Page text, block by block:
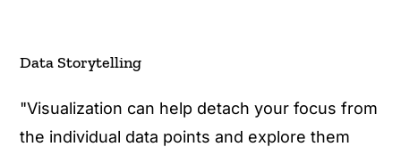
Data Storytelling
"Visualization can help detach your focus from
the individual data points and explore them